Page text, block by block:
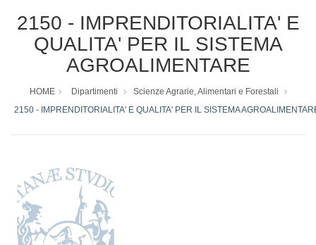
2150 - IMPRENDITORIALITA' E
QUALITA' PER IL SISTEMA
AGROALIMENTARE
HOME Dipartimenti
Scienze Agrarie, Alimentari e Forestali
2150 - IMPRENDITORIALITA' E QUALITA' PER IL SISTEMA